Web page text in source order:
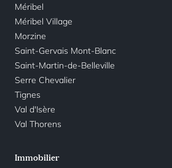
Méribel
Méribel Village
Morzine
Saint-Gervais Mont-Blanc
Saint-Martin-de-Belleville
Serre Chevalier
Tignes
Val d'Isère
Val Thorens
Immobilier